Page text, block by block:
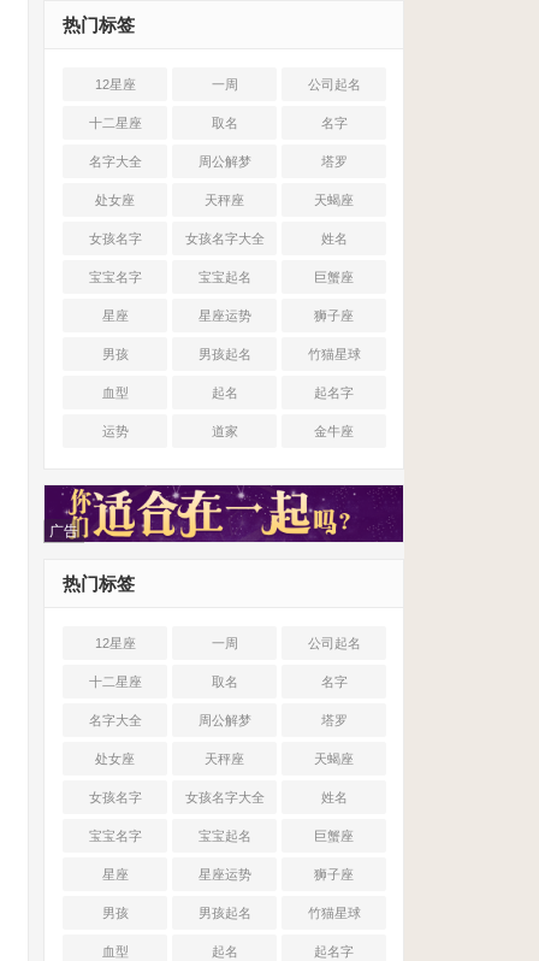
热门标签
12星座 一周 公司起名
十二星座 取名 名字
名字大全 周公解梦 塔罗
处女座 天秤座 天蝎座
女孩名字 女孩名字大全 姓名
宝宝名字 宝宝起名 巨蟹座
星座 星座运势 狮子座
男孩 男孩起名 竹猫星球
血型 起名 起名字
运势 道家 金牛座
广告
热门标签
12星座 一周 公司起名
十二星座 取名 名字
名字大全 周公解梦 塔罗
处女座 天秤座 天蝎座
女孩名字 女孩名字大全 姓名
宝宝名字 宝宝起名 巨蟹座
星座 星座运势 狮子座
男孩 男孩起名 竹猫星球
血型 起名 起名字